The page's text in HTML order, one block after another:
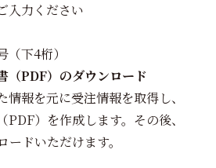
入力ください
下4桁）
（PDF）のダウンロード
情報を元に受注情報を取得し、
PDF）を作成します。その後、
ードいただけます。